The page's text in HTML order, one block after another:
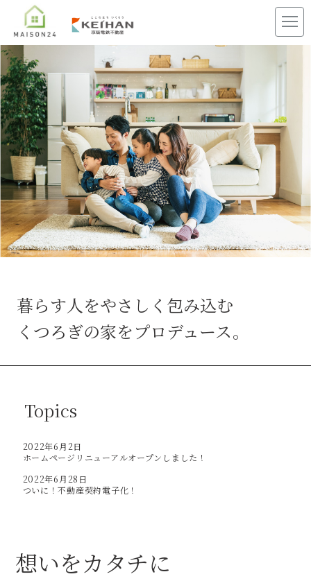
暮らす人をやさしく包み込む
くつろぎの家をプロデュース。
Topics
2022年6月2日
ホームページリニューアルオープンしました！
2022年6月28日
ついに！不動産契約電子化！
想いをカタチに